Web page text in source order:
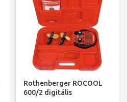
Rothenberger ROCOOL
600/2 digitális